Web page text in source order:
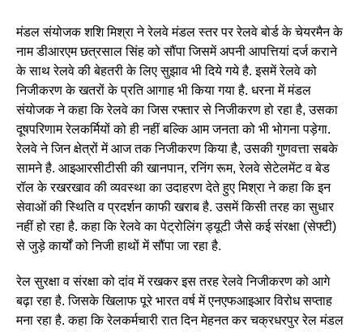
मंडल संयोजक शशि मिश्रा ने रेलवे मंडल स्तर पर रेलवे बोर्ड के चेयरमैन के
नाम डीआरएम छत्रसाल सिंह को सौंपा जिसमें अपनी आपत्तियां दर्ज कराने
के साथ रेलवे की बेहतरी के लिए सुझाव भी दिये गये है. इसमें रेलवे को
निजीकरण के खतरों के प्रति आगाह भी किया गया है. धरना में मंडल
संयोजक ने कहा कि रेलवे का जिस रफ्तार से निजीकरण हो रहा है, उसका
दूषपरिणाम रेलकर्मियों को ही नहीं बल्कि आम जनता को भी भोगना पड़ेगा.
रेलवे ने जिन क्षेत्रों में आज तक निजीकरण किया है, उसकी गुणवत्ता सबके
सामने है. आइआरसीटीसी की खानपान, रनिंग रूम, रेलवे सेटेलमेंट व बेड
रॉल के रखरखाव की व्यवस्था का उदाहरण देते हुए मिश्रा ने कहा कि इन
सेवाओं की स्थिति व प्रदर्शन काफी खराब है. उसमें किसी तरह का सुधार
नहीं हो रहा है. कहा कि रेलवे का पेट्रोलिंग ड्यूटी जैसे कई संरक्षा (सेफ्टी)
से जुड़े कार्यों को निजी हाथों में सौंपा जा रहा है.
रेल सुरक्षा व संरक्षा को दांव में रखकर इस तरह रेलवे निजीकरण को आगे
बढ़ा रहा है. जिसके खिलाफ पूरे भारत वर्ष में एनएफआइआर विरोध सप्ताह
मना रहा है. कहा कि रेलकर्मचारी रात दिन मेहनत कर चक्रधरपुर रेल मंडल